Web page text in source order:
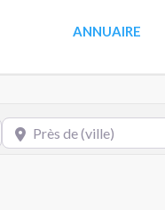
ANNUAIRE
Près de (ville)